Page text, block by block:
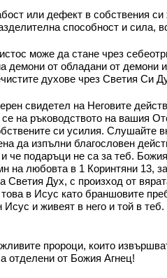
или дефект в собствения
способност и сила,
може да стане чрез
демони от обладани от демони
духове чрез Светия Си
свидетел на Неговите
на ръководството на вашия
си усилия. Слушайте
да изпълни благословен
че подаръци не са за теб.
на любовта в 1 Коринтяни 13,
Светия Дух, с произход от
в Исус като браншовите
и живеят в него и той в
пророци, които
отделени от Божия Агнец!